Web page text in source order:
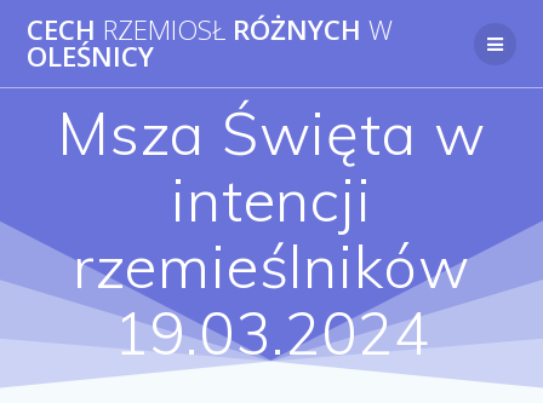
Przejdź
do
CECH RZEMIOSŁ RÓŻNYCH W
OLEŚNICY
Msza Święta w
intencji
rzemieślników
19.03.2024